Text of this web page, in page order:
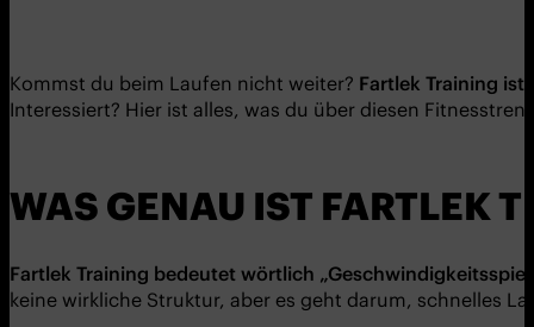
Kommst du beim Laufen nicht weiter? Fartlek Training ist
Interessiert? Hier ist alles, was du über diesen
WAS GENAU IST FARTLEK
Fartlek Training bedeutet wörtlich „
keine wirkliche Struktur, aber es geht darum, schnelles